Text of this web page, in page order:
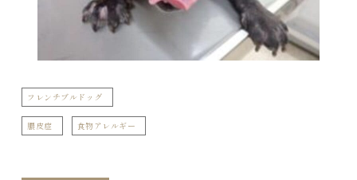
フレンチブルドッグ
膿皮症 食物アレルギー